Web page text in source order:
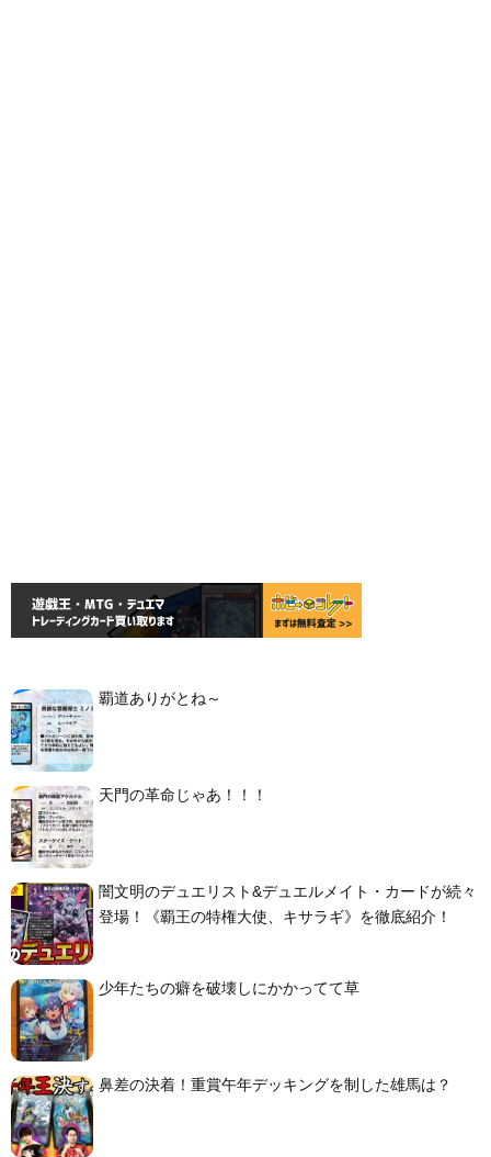
覇道ありがとね～
天門の革命じゃあ！！！
闇文明のデュエリスト&デュエルメイト・カードが続々
登場！《覇王の特権大使、キサラギ》を徹底紹介！
少年たちの癖を破壊しにかかってて草
鼻差の決着！重賞午年デッキングを制した雄馬は？